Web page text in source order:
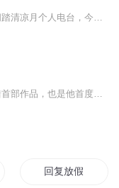
回复放假